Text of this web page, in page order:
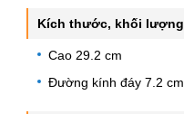
Kích thước, khối lượng
Cao 29.2 cm
Đường kính đáy 7.2 cm